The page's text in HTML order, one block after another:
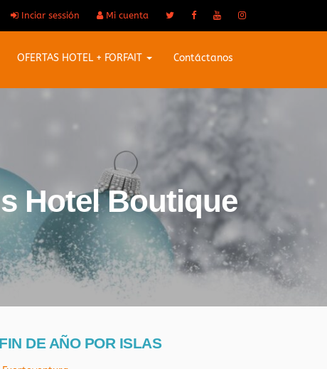
Inciar sessión Mi cuenta
OFERTAS HOTEL + FORFAIT Contáctanos
Hotel Boutique
FIN DE AÑO POR ISLAS